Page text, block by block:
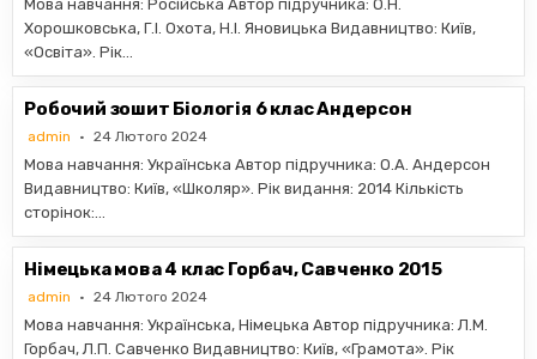
Мова навчання: Російська Автор підручника: О.Н.
Хорошковська, Г.І. Охота, Н.І. Яновицька Видавництво: Київ,
«Освiта». Рік…
Робочий зошит Біологія 6 клас Андерсон
admin 24 Лютого 2024
Мова навчання: Українська Автор підручника: О.А. Андерсон
Видавництво: Київ, «Школяр». Рік видання: 2014 Кількість
сторінок:…
Німецька мова 4 клас Горбач, Савченко 2015
admin 24 Лютого 2024
Мова навчання: Українська, Німецька Автор підручника: Л.М.
Горбач, Л.П. Савченко Видавництво: Київ, «Грамота». Рік